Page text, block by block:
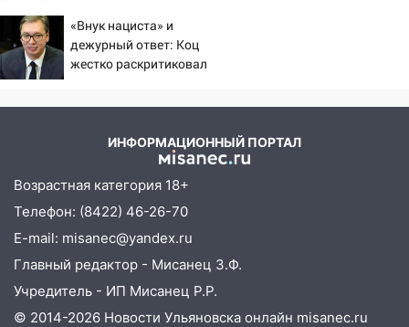
14:28
Ураган вырвал остановку на улице
Деева в Заволжье
14:26
Жители Ульяновска сами
дождавшись коммунальщиков
Шторм продолжает ломать город:
на улице Любови Шевцовой рухнул
светофор
14:14 Студента из Ульяновска обманули
мошенники под видом преподавателя
14:12 Куда жаловаться ульяновцам на
упавшее дерево или затопленную улицу
после непогоды
его каждый день
«Внук нациста» и
дежурный ответ: Коц
жестко раскритиковал
ИНФОРМАЦИОННЫЙ ПОРТАЛ
Возрастная категория 18+
Телефон: (8422) 46-26-70
E-mail: misanec@yandex.ru
Главный редактор - Мисанец З.Ф.
Учредитель - ИП Мисанец Р.Р.
© 2014-2026 Новости Ульяновска онлайн misanec.ru